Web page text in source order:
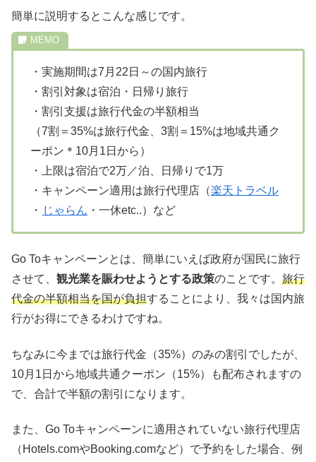
簡単に説明するとこんな感じです。
・実施期間は7月22日～の国内旅行
・割引対象は宿泊・日帰り旅行
・割引支援は旅行代金の半額相当
（7割＝35%は旅行代金、3割＝15%は地域共通ク
ーポン＊10月1日から）
・上限は宿泊で2万／泊、日帰りで1万
・キャンペーン適用は旅行代理店（楽天トラベル
・ じゃらん ・一休etc..）など
Go Toキャンペーンとは、簡単にいえば政府が国民に旅行
させて、 観光業を賑わせようとする政策のことです。 旅行
代金の半額相当を国が負担することにより、我々は国内旅
行がお得にできるわけですね。
ちなみに今までは旅行代金（35%）のみの割引でしたが、
10月1日から地域共通クーポン（15%）も配布されますの
で、合計で半額の割引になります。
また、Go Toキャンペーンに適用されていない旅行代理店
（Hotels.comやBooking.comなど）で予約をした場合、例